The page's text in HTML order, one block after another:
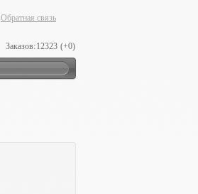
Обратная связь
Заказов:12323 (+0)